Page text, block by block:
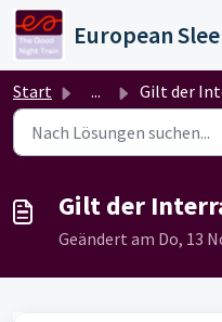
Zum hauptsächlichen
European
Start ... Gilt der
Gilt der
Geändert am Do, 13